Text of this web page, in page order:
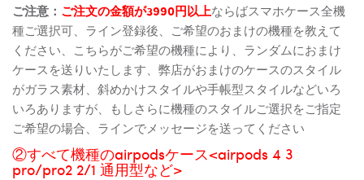
ご注意： ご注文の金額が3990円以上ならばスマホケース全機
種ご選択可、ライン登録後、ご希望のおまけの機種を教えて
ください、こちらがご希望の機種により、ランダムにおまけ
ケースを送りいたします、弊店がおまけのケースのスタイル
がガラス素材、斜めかけスタイルや手帳型スタイルなどいろ
いろありますが、もしさらに機種のスタイルご選択をご指定
ご希望の場合、ラインでメッセージを送ってください
②すべて機種のairpodsケース<airpods 4 3
pro/pro2 2/1 通用型など>